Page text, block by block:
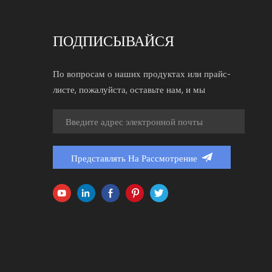
ПОДПИСЫВАЙСЯ
По вопросам о наших продуктах или прайс-
листе, пожалуйста, оставьте нам, и мы